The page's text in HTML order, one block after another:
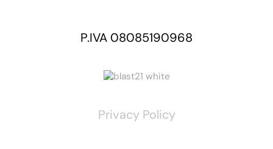
P.IVA 08085190968
Privacy Policy